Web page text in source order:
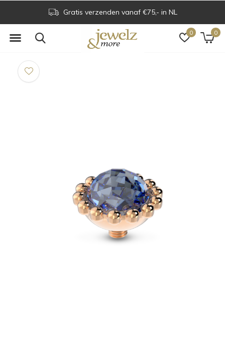
0 0
Gratis verzenden vanaf €75,- in NL